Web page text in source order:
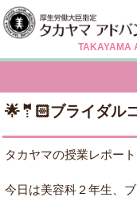
TAKAYAMA
🌟🤵🏻ブライダル
タカヤマの授業レポー
今日は美容科２年生、